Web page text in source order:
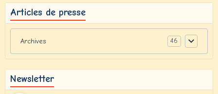
Articles de presse
Archives 46
Newsletter